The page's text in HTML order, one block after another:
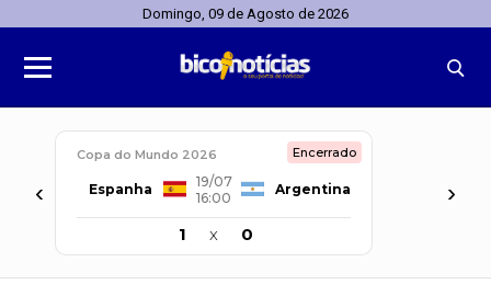
Domingo, 09 de Agosto de 2026
‹
Copa do Mundo 2026 Encerrado
Espanha
19/07
16:00
Argentina
1 x 0
›